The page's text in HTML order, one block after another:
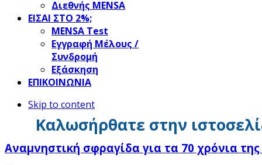
Διεθνής MENSA
ΕΙΣΑΙ ΣΤΟ 2%;
ΜΕΝSΑ Test
Εγγραφή Μέλους /
Συνδρομή
Εξάσκηση
ΕΠΙΚΟΙΝΩΝΙΑ
Skip to content
Καλωσήρθατε στην
Αναμνηστική σφραγίδα για τα 70 χρόνια της